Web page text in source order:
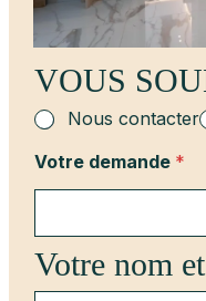
VOUS
Nous contacter
Votre demande *
o
t